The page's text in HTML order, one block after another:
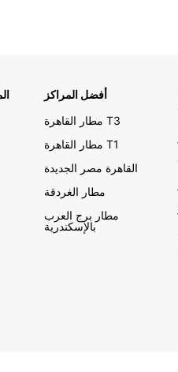
أفضل المراكز
مطار القاهرة T3
مطار القاهرة T1
القاهرة مصر الجديدة
مطار الغردقة
مطار برج العرب
بالإسكندرية